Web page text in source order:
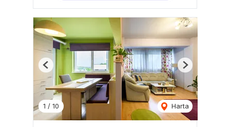
1 / 10 Harta
Previous Next